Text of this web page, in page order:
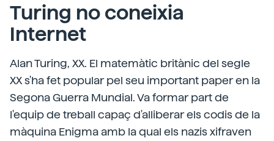
Turing no coneixia
Internet
Alan Turing, XX. El matemàtic britànic del segle
XX s'ha fet popular pel seu important paper en la
Segona Guerra Mundial. Va formar part de
l'equip de treball capaç d'alliberar els codis de la
màquina Enigma amb la qual els nazis xifraven